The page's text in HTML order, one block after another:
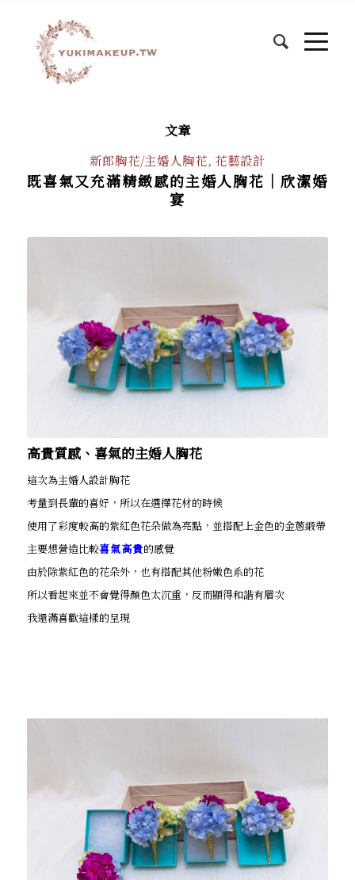
文章
新郎胸花/主婚人胸花, 花藝設計
既喜氣又充滿精緻感的主婚人胸花│欣潔婚
宴
高貴質感、喜氣的主婚人胸花
這次為主婚人設計胸花
考量到長輩的喜好，所以在選擇花材的時候
使用了彩度較高的紫紅色花朵做為亮點，並搭配上金色的金蔥緞帶
主要想營造比較喜氣高貴的感覺
由於除紫紅色的花朵外，也有搭配其他粉嫩色系的花
所以看起來並不會覺得顏色太沉重，反而顯得和諧有層次
我還滿喜歡這樣的呈現